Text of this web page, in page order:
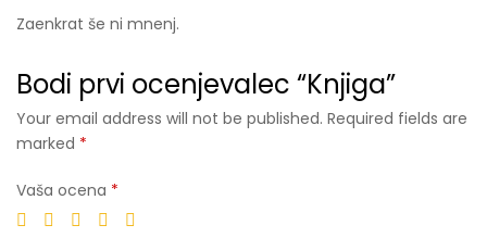
Zaenkrat še ni mnenj.
Bodi prvi ocenjevalec “Knjiga”
Your email address will not be published. Required fields are
marked *
Vaša ocena *